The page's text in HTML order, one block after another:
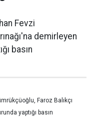
Fevzi
demirleyen
basın
Faroz Balıkçı
yaptığı basın